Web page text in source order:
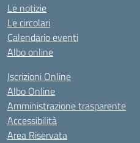
Le notizie
Le circolari
Calendario eventi
Albo online
Iscrizioni Online
Albo Online
Amministrazione trasparente
Accessibilità
Area Riservata